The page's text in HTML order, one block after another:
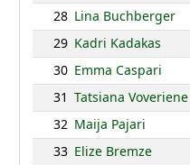
28 Lina Buchberger
29 Kadri Kadakas
30 Emma Caspari
31 Tatsiana Voveriene
32 Maija Pajari
33 Elize Bremze